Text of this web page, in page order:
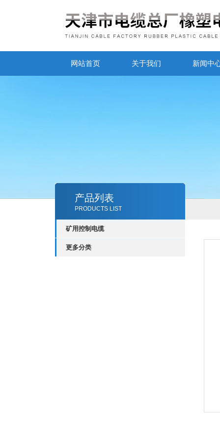
网站首页 关于我们 新闻中
产品列表
PRODUCTS LIST
矿用控制电缆
更多分类